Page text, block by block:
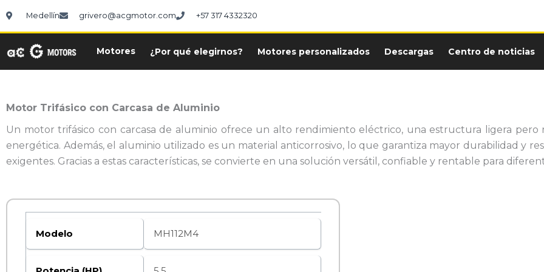
Medellín grivero@acgmotor.com +57 317 4332320
Motores ¿Por qué elegirnos? Motores personalizados Descargas Centro de noticias
Motor Trifásico con Carcasa de Aluminio
Un motor trifásico con carcasa de aluminio ofrece un alto rendimiento eléctrico, una estructura ligera pero
energética. Además, el aluminio utilizado es un material anticorrosivo, lo que garantiza mayor durabilidad y
exigentes. Gracias a estas características, se convierte en una solución versátil, confiable y rentable para
Modelo MH112M4